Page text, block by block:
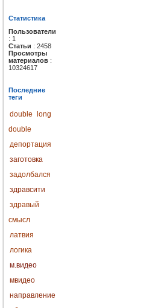
Статистика
Пользователи
: 1
Статьи : 2458
Просмотры
материалов :
10324617
Последние
теги
double
long
double
депортация
заготовка
задолбался
здравсити
здравый
смысл
латвия
логика
м.видео
мвидео
направление